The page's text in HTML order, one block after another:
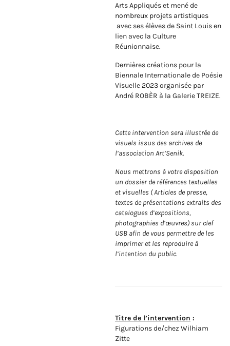
Arts Appliqués et mené de
nombreux projets artistiques
avec ses élèves de Saint Louis en
lien avec la Culture
Réunionnaise.
Dernières créations pour la
Biennale Internationale de Poésie
Visuelle 2023 organisée par
André ROBÈR à la Galerie TREIZE.
Cette intervention sera illustrée de
visuels issus des archives de
l’association Art’Senik.
Nous mettrons à votre disposition
un dossier de références textuelles
et visuelles ( Articles de presse,
textes de présentations extraits des
catalogues d’expositions,
photographies d’œuvres) sur clef
USB afin de vous permettre de les
imprimer et les reproduire à
l’intention du public.
Titre de l’intervention :
Figurations de/chez Wilhiam
Zitte